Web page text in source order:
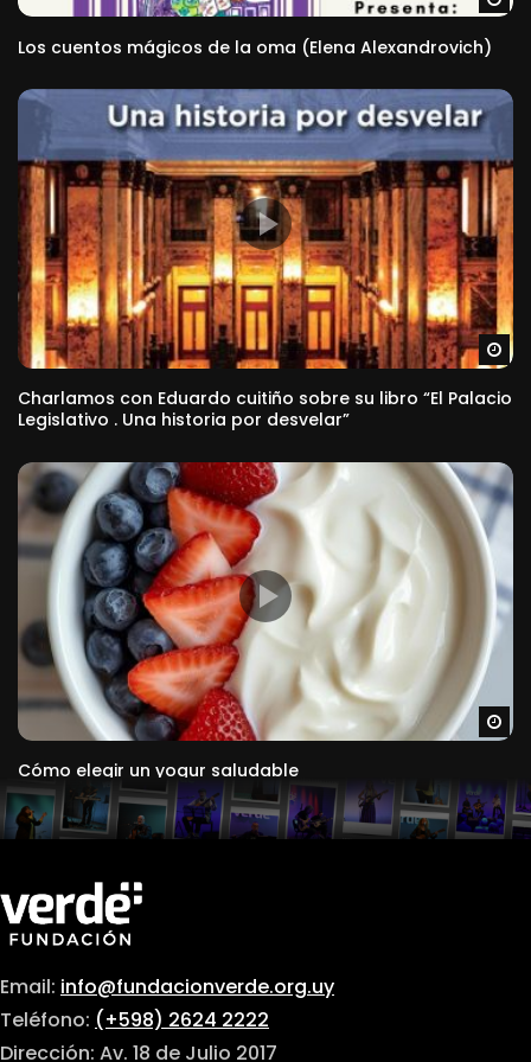
Los cuentos mágicos de la oma (Elena Alexandrovich)
Charlamos con Eduardo cuitiño sobre su libro “El Palacio
Legislativo . Una historia por desvelar”
Cómo elegir un yogur saludable
Email: info@fundacionverde.org.uy
Teléfono: (+598) 2624 2222
Dirección: Av. 18 de Julio 2017